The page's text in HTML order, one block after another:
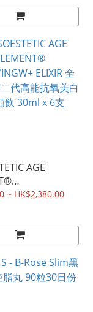
AGE
ELIXIR 全
~ HK$2,380.00